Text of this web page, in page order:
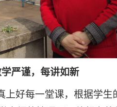
严谨，每讲如新
好每一堂课，根据学